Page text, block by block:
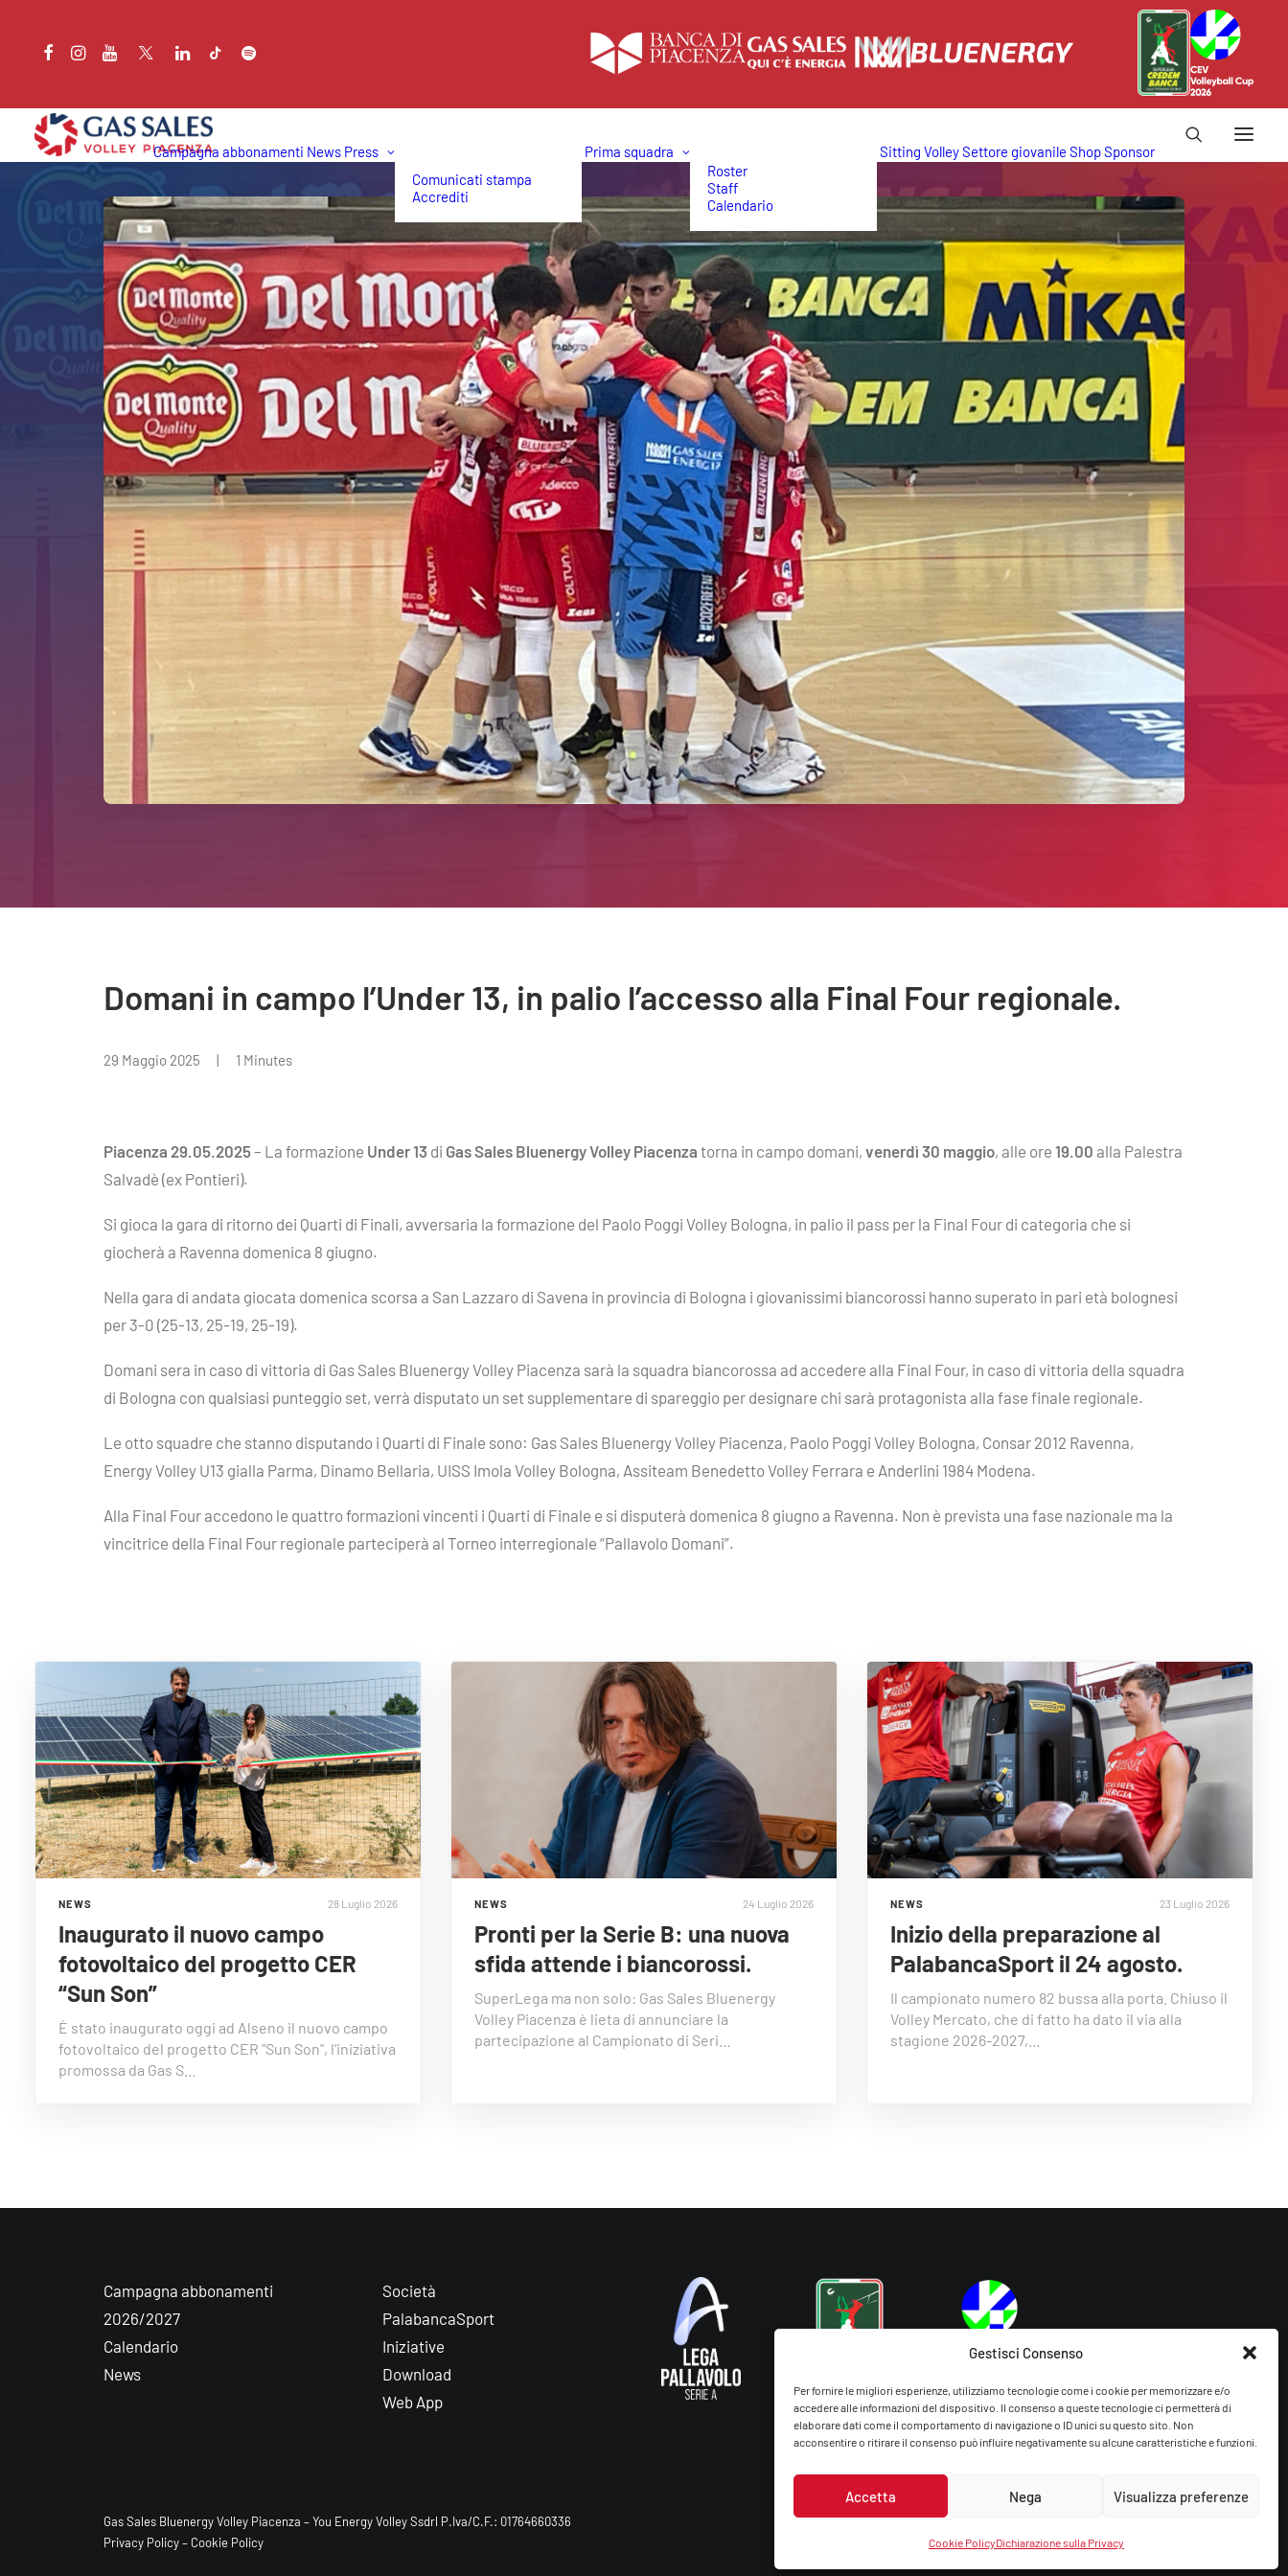
Gestisci Consenso
Per fornire le migliori esperienze, utilizziamo tecnologie come i cookie per memorizzare e/o
accedere alle informazioni del dispositivo. Il consenso a queste tecnologie ci permetterà di
elaborare dati come il comportamento di navigazione o ID unici su questo sito. Non
acconsentire o ritirare il consenso può influire negativamente su alcune caratteristiche e funzioni.
Accetta Nega Visualizza preferenze
Cookie PolicyDichiarazione sulla Privacy
Campagna abbonamenti News Press
Comunicati stampa
Accrediti
Prima squadra
Roster
Staff
Calendario
Sitting VolleySettore giovanile ShopSponsor
Domani in campo l’Under 13, in palio l’accesso alla Final Four regionale.
29 Maggio 2025 | 1 Minutes
Piacenza 29.05.2025– La formazione Under 13 di Gas Sales Bluenergy Volley Piacenza torna in campo domani, venerdì 30 maggio, alle ore 19.00 alla Palestra
Salvadè (ex Pontieri).
Si gioca la gara di ritorno dei Quarti di Finali, avversaria la formazione del Paolo Poggi Volley Bologna, in palio il pass per la Final Four di categoria che si
giocherà a Ravenna domenica 8 giugno.
Nella gara di andata giocata domenica scorsa a San Lazzaro di Savena in provincia di Bologna i giovanissimi biancorossi hanno superato in pari età bolognesi
per 3-0 (25-13, 25-19, 25-19).
Domani sera in caso di vittoria di Gas Sales Bluenergy Volley Piacenza sarà la squadra biancorossa ad accedere alla Final Four, in caso di vittoria della squadra
di Bologna con qualsiasi punteggio set, verrà disputato un set supplementare di spareggio per designare chi sarà protagonista alla fase finale regionale.
Le otto squadre che stanno disputando i Quarti di Finale sono: Gas Sales Bluenergy Volley Piacenza, Paolo Poggi Volley Bologna, Consar 2012 Ravenna,
Energy Volley U13 gialla Parma, Dinamo Bellaria, UISS Imola Volley Bologna, Assiteam Benedetto Volley Ferrara e Anderlini 1984 Modena.
Alla Final Four accedono le quattro formazioni vincenti i Quarti di Finale e si disputerà domenica 8 giugno a Ravenna. Non è prevista una fase nazionale ma la
vincitrice della Final Four regionale parteciperà al Torneo interregionale “Pallavolo Domani”.
NEWS 28 Luglio 2026
Inaugurato il nuovo campo
fotovoltaico del progetto CER
“Sun Son”
È stato inaugurato oggi ad Alseno il nuovo campo
fotovoltaico del progetto CER "Sun Son", l'iniziativa
promossa da Gas S…
NEWS 24 Luglio 2026
Pronti per la Serie B: una nuova
sfida attende i biancorossi.
SuperLega ma non solo: Gas Sales Bluenergy
Volley Piacenza è lieta di annunciare la
partecipazione al Campionato di Seri…
NEWS 23 Luglio 2026
Inizio della preparazione al
PalabancaSport il 24 agosto.
Il campionato numero 82 bussa alla porta. Chiuso il
Volley Mercato, che di fatto ha dato il via alla
stagione 2026-2027,…
Campagna abbonamenti
2026/2027
Calendario
News
Società
PalabancaSport
Iniziative
Download
Web App
Gas Sales Bluenergy Volley Piacenza – You Energy Volley Ssdrl P.Iva/C.F.: 01764660336
Privacy Policy– Cookie Policy